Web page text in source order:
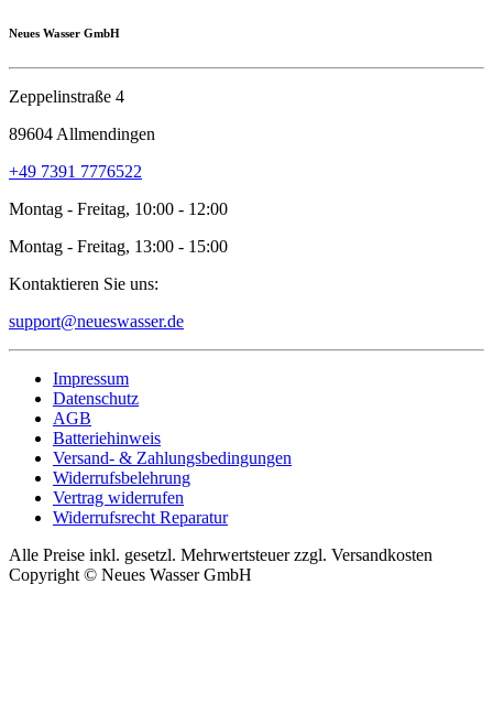
Neues Wasser GmbH
Zeppelinstraße 4
89604 Allmendingen
+49 7391 7776522
Montag - Freitag, 10:00 - 12:00
Montag - Freitag, 13:00 - 15:00
Kontaktieren Sie uns:
support@neueswasser.de
Impressum
Datenschutz
AGB
Batteriehinweis
Versand- & Zahlungsbedingungen
Widerrufsbelehrung
Vertrag widerrufen
Widerrufsrecht Reparatur
Alle Preise inkl. gesetzl. Mehrwertsteuer zzgl. Versandkosten
Copyright © Neues Wasser GmbH